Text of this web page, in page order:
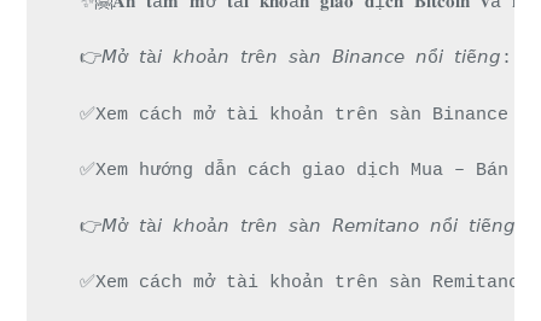
👉𝘔ở 𝘵à𝘪 𝘬𝘩𝘰ả𝘯 𝘵𝘳ê𝘯 𝘴à𝘯 𝘉𝘪𝘯𝘢𝘯𝘤𝘦 𝘯ổ𝘪
✅Xem cách mở tài khoản trên sàn Binance
✅Xem hướng dẫn cách giao dịch Mua –
👉𝘔ở 𝘵à𝘪 𝘬𝘩𝘰ả𝘯 𝘵𝘳ê𝘯 𝘴à𝘯 𝘙𝘦𝘮𝘪𝘵𝘢𝘯𝘰 𝘯ổ𝘪
✅Xem cách mở tài khoản trên sàn